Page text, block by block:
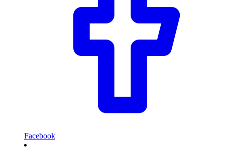
Facebook